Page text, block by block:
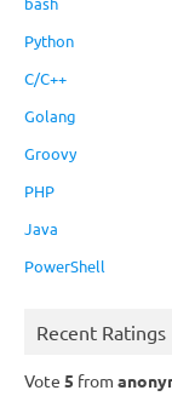
Python
C/C++
Golang
Groovy
PHP
Java
PowerShell
Recent Ratings
Vote 5 from